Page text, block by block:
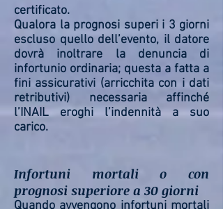
certificato.
Qualora la prognosi superi i 3 giorni
escluso quello dell’evento, il datore
dovrà inoltrare la denuncia di
infortunio ordinaria; questa a fatta a
fini assicurativi (arricchita con i dati
retributivi) necessaria affinché
l’INAIL eroghi l’indennità a suo
carico.
Infortuni mortali o con
prognosi superiore a 30 giorni
Quando avvengono infortuni mortali